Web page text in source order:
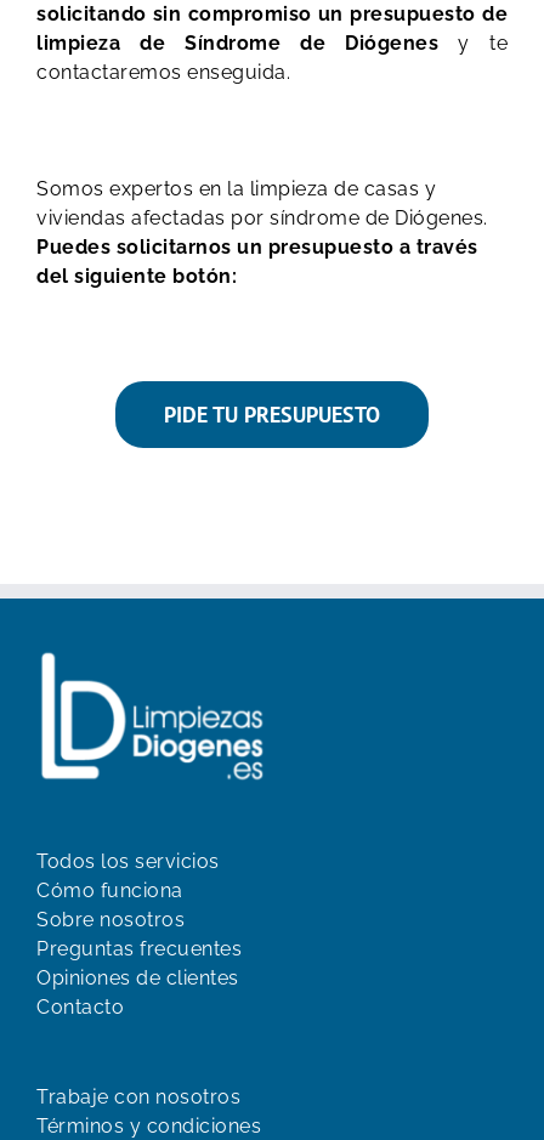
solicitando sin compromiso un presupuesto de
limpieza de Síndrome de Diógenes y te
contactaremos enseguida.
Somos expertos en la limpieza de casas y
viviendas afectadas por síndrome de Diógenes.
Puedes solicitarnos un presupuesto a través
del siguiente botón:
PIDE TU PRESUPUESTO
Todos los servicios
Cómo funciona
Sobre nosotros
Preguntas frecuentes
Opiniones de clientes
Contacto
Trabaje con nosotros
Términos y condiciones